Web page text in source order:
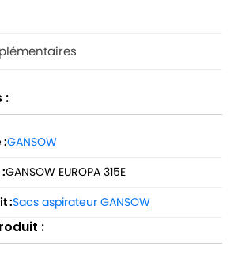
:
:GANSOW
GANSOW EUROPA 315E
:Sacs aspirateur GANSOW
: